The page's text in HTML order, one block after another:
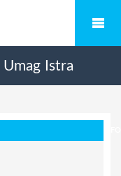
Umag Istra